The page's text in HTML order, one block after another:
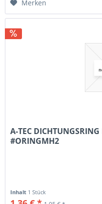
Merken
A-TEC
#ORINGMH2
Inhalt 1 Stück